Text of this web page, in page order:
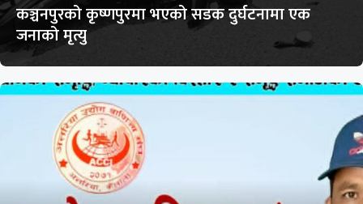
कञ्चनपुरको कृष्णपुरमा भएको सडक दुर्घटनामा एक
जनाको मृत्यु